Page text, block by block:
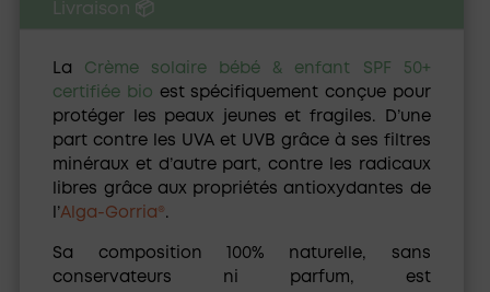
Livraison 📦
La Crème solaire bébé & enfant SPF 50+
certifiée bio est spécifiquement conçue pour
protéger les peaux jeunes et fragiles. D’une
part contre les UVA et UVB grâce à ses filtres
minéraux et d’autre part, contre les radicaux
libres grâce aux propriétés antioxydantes de
l’Alga-Gorria®.
Sa composition
100% naturelle, sans
conservateurs ni parfum, est